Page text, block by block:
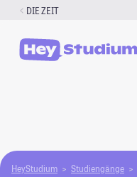
Zum
springen
DIE ZEIT
HeyStudium Studiengänge